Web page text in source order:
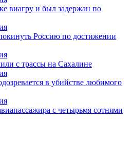
виагру и был задержан по
Россию по достижении
с трассы на Сахалине
в убийстве любимого
с четырьмя сотнями